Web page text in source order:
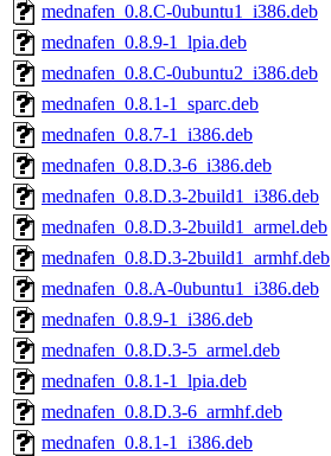
mednafen_0.8.C-0ubuntu1_i386.deb
mednafen_0.8.9-1_lpia.deb
mednafen_0.8.C-0ubuntu2_i386.deb
mednafen_0.8.1-1_sparc.deb
mednafen_0.8.7-1_i386.deb
mednafen_0.8.D.3-6_i386.deb
mednafen_0.8.D.3-2build1_i386.deb
mednafen_0.8.D.3-2build1_armel.deb
mednafen_0.8.D.3-2build1_armhf.deb
mednafen_0.8.A-0ubuntu1_i386.deb
mednafen_0.8.9-1_i386.deb
mednafen_0.8.D.3-5_armel.deb
mednafen_0.8.1-1_lpia.deb
mednafen_0.8.D.3-6_armhf.deb
mednafen_0.8.1-1_i386.deb